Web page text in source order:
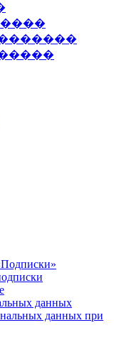
данных
данных при